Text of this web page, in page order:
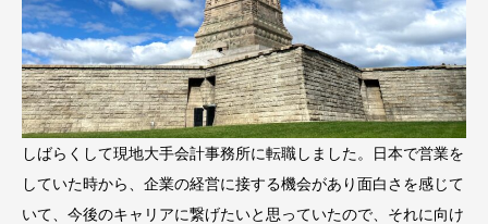
しばらくして現地大手会計事務所に転職しました。日本で営業を
していた時から、企業の経営に接する機会があり面白さを感じて
いて、今後のキャリアに繋げたいと思っていたので、それに向け